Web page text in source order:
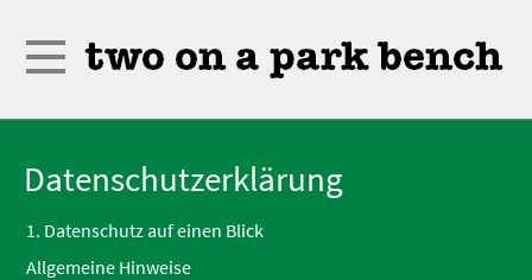
Datenschutzerklärung
1. Datenschutz auf einen Blick
Allgemeine Hinweise